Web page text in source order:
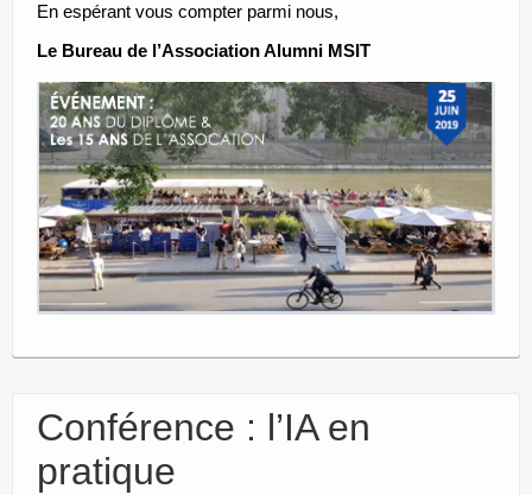
En espérant vous compter parmi nous,
Le Bureau de l’Association Alumni MSIT
Conférence : l’IA en
pratique